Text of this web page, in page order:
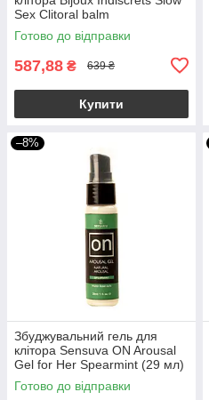
Sex Clitoral balm
Готово до відправки
587,88 ₴ 639 ₴
Купити
–8%
Збуджувальний гель для
клітора Sensuva ON Arousal
Gel for Her Spearmint (29 мл)
Готово до відправки